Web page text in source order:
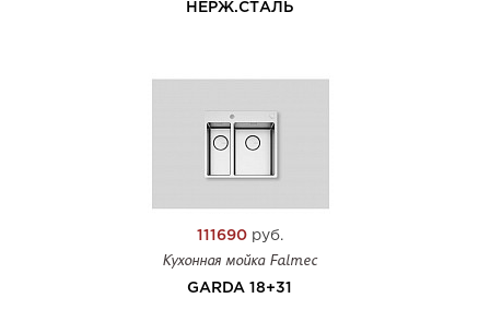
НЕРЖ.СТАЛЬ
111690руб.
Кухонная мойка Falmec
GARDA 18+31